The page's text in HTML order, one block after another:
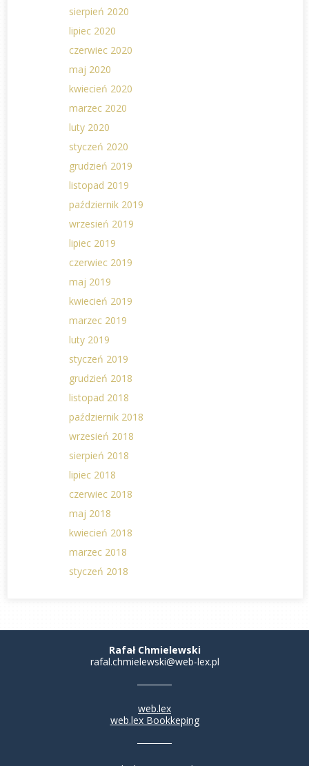
sierpień 2020
lipiec 2020
czerwiec 2020
maj 2020
kwiecień 2020
marzec 2020
luty 2020
styczeń 2020
grudzień 2019
listopad 2019
październik 2019
wrzesień 2019
lipiec 2019
czerwiec 2019
maj 2019
kwiecień 2019
marzec 2019
luty 2019
styczeń 2019
grudzień 2018
listopad 2018
październik 2018
wrzesień 2018
sierpień 2018
lipiec 2018
czerwiec 2018
maj 2018
kwiecień 2018
marzec 2018
styczeń 2018
Rafał Chmielewski
rafal.chmielewski@web-lex.pl
web.lex
web.lex Bookkeping